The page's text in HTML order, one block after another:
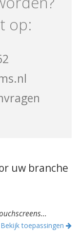
op:
uw branche
Bekijk toepassingen